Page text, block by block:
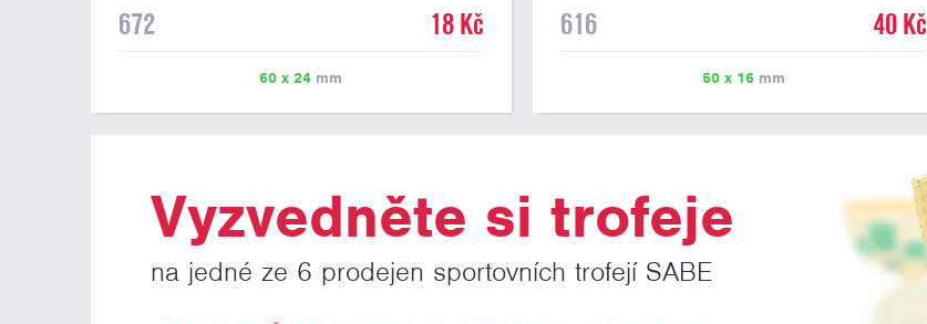
možné vytisknout libovolné logo nebo text. Potisk štítku
a případné další podklady pro výrobu štítku je možné
672 18 Kč
60 x 24 mm
vypálit libovolné logo nebo text. U textu doporučujeme
případné další podklady pro výrobu štítku je možné
616 40 Kč
50 x 16mm
Vyzvedněte si trofeje
na jedné ze 6 prodejen sportovních trofejí SABE